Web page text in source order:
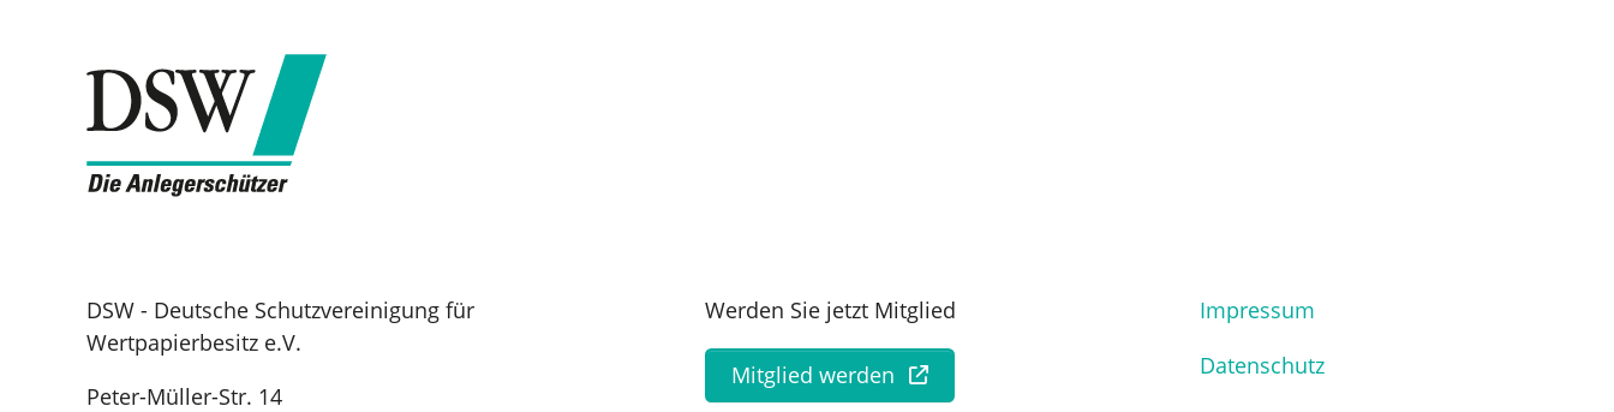
DSW - Deutsche Schutzvereinigung für
Wertpapierbesitz e.V.
Peter-Müller-Str. 14
Werden Sie jetzt Mitglied
Mitglied werden
Impressum
Datenschutz